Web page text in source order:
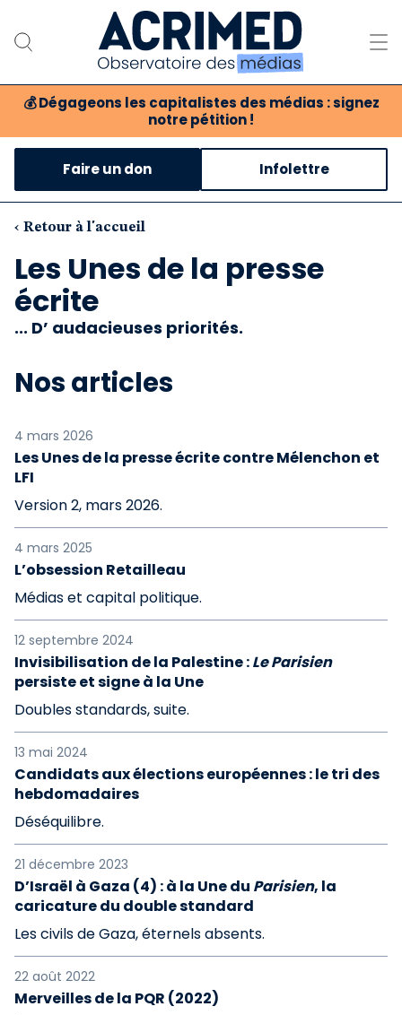
💰 Dégageons les capitalistes des médias : signez
notre pétition !
Notre association
Notre critique des médias
Nos propositions
Notre revue
Boutique
Faire un don Infolettre
‹ Retour à l'accueil
Les Unes de la presse
écrite
... D’ audacieuses priorités.
Nos articles
4 mars 2026
Les Unes de la presse écrite contre Mélenchon et
LFI
Version 2, mars 2026.
4 mars 2025
L’obsession Retailleau
Médias et capital politique.
12 septembre 2024
Invisibilisation de la Palestine :Le Parisien
persiste et signe à la Une
Doubles standards, suite.
13 mai 2024
Candidats aux élections européennes : le tri des
hebdomadaires
Déséquilibre.
21 décembre 2023
D’Israël à Gaza (4) : à la Une du Parisien, la
caricature du double standard
Les civils de Gaza, éternels absents.
22 août 2022
Merveilles de la PQR (2022)